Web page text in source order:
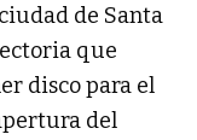
de Santa
que
disco para el
del